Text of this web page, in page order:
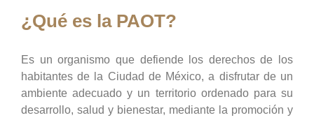
¿Qué es la PAOT?
Es un organismo que defiende los derechos de los
habitantes de la Ciudad de México, a disfrutar de un
ambiente adecuado y un territorio ordenado para su
desarrollo, salud y bienestar, mediante la promoción y